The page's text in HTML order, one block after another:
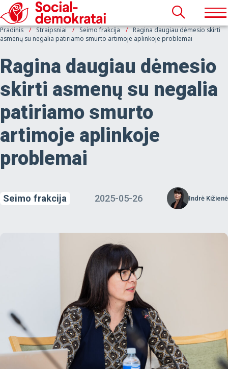
Pradinis Straipsniai Seimo frakcija
Ragina daugiau dėmesio skirti
asmenų su negalia patiriamo smurto artimoje aplinkoje problemai
Ragina daugiau dėmesio
skirti asmenų su negalia
patiriamo smurto
artimoje aplinkoje
problemai
Seimo frakcija 2025-05-26 Indrė Kižienė